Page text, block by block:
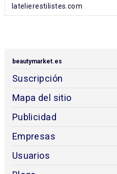
latelierestilistes.com
beautymarket.es
Suscripción
Mapa del sitio
Publicidad
Empresas
Usuarios